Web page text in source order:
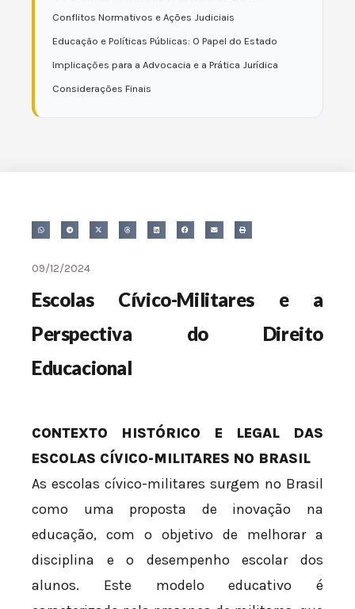
Conflitos Normativos e Ações Judiciais
Educação e Políticas Públicas: O Papel do Estado
Implicações para a Advocacia e a Prática Jurídica
Considerações Finais
09/12/2024
Escolas Cívico-Militares e a
Perspectiva do Direito
Educacional
CONTEXTO HISTÓRICO E LEGAL DAS
ESCOLAS CÍVICO-MILITARES NO BRASIL
As escolas cívico-militares surgem no Brasil
como uma proposta de inovação na
educação, com o objetivo de melhorar a
disciplina e o desempenho escolar dos
alunos. Este modelo educativo é